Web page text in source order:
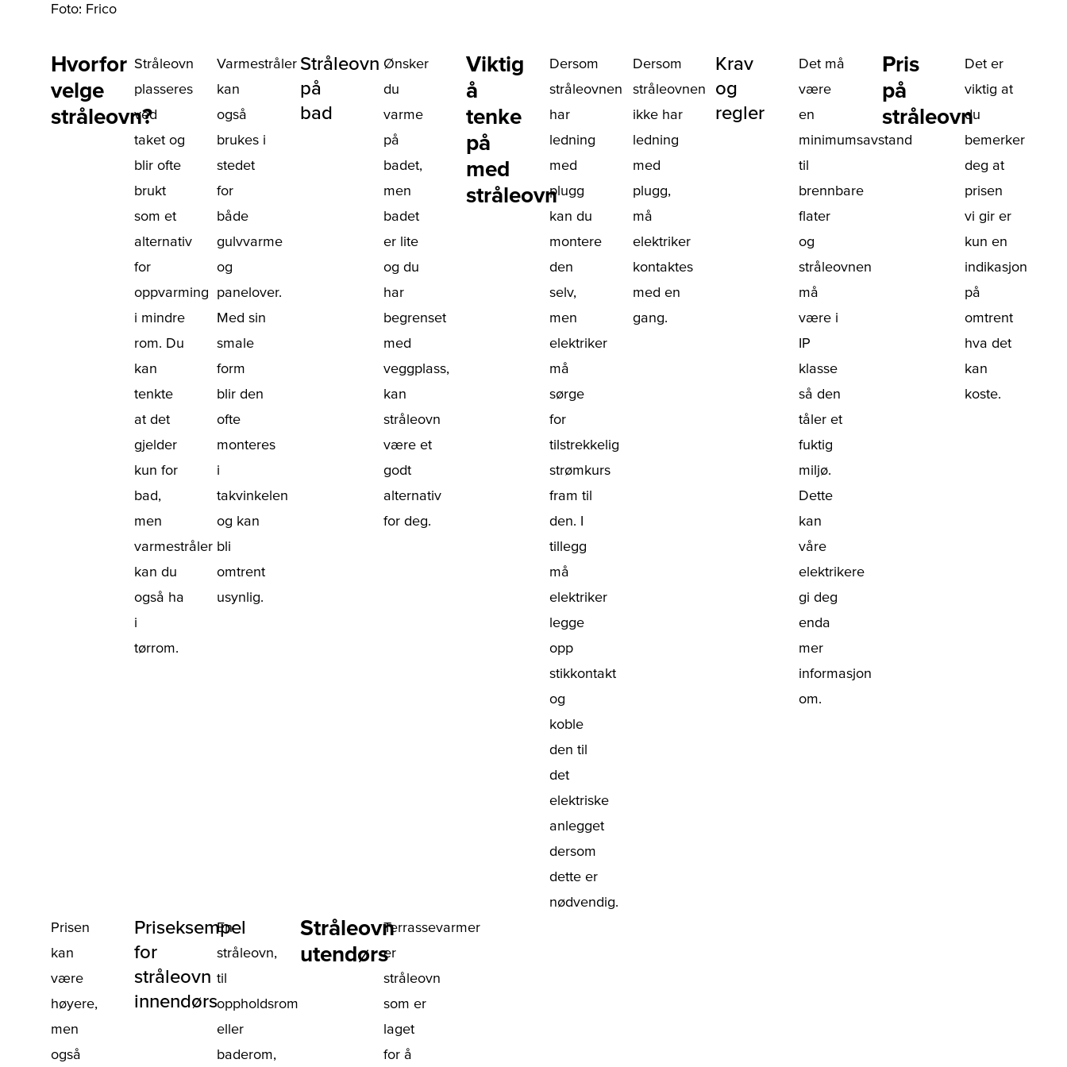
Foto: Frico
Hvorfor
velge
stråleovn?
Stråleovn
plasseres
ved
taket og
blir ofte
brukt
som et
alternativ
for
oppvarming
i mindre
rom. Du
kan
tenkte
at det
gjelder
kun for
bad,
men
varmestråler
kan du
også ha
i
tørrom.
Varmestråler
kan
også
brukes i
stedet
for
både
gulvvarme
og
panelover.
Med sin
smale
form
blir den
ofte
monteres
i
takvinkelen
og kan
bli
omtrent
usynlig.
Stråleovn
på
bad
Ønsker
du
varme
på
badet,
men
badet
er lite
og du
har
begrenset
med
veggplass,
kan
stråleovn
være et
godt
alternativ
for deg.
Viktig
å
tenke
på
med
stråleovn
Dersom
stråleovnen
har
ledning
med
plugg
kan du
montere
den
selv,
men
elektriker
må
sørge
for
tilstrekkelig
strømkurs
fram til
den. I
tillegg
må
elektriker
legge
opp
stikkontakt
og
koble
den til
det
elektriske
anlegget
dersom
dette er
nødvendig.
Dersom
stråleovnen
ikke har
ledning
med
plugg,
må
elektriker
kontaktes
med en
gang.
Krav
og
regler
Det må
være
en
minimumsavstand
til
brennbare
flater
og
stråleovnen
må
være i
IP
klasse
så den
tåler et
fuktig
miljø.
Dette
kan
våre
elektrikere
gi deg
enda
mer
informasjon
om.
Pris
på
stråleovn
Det er
viktig at
du
bemerker
deg at
prisen
vi gir er
kun en
indikasjon
på
omtrent
hva det
kan
koste.
Prisen
kan
være
høyere,
men
også
Priseksempel
for
stråleovn
innendørs
En
stråleovn,
til
oppholdsrom
eller
baderom,
Stråleovn
utendørs
Terrassevarmer
er
stråleovn
som er
laget
for å